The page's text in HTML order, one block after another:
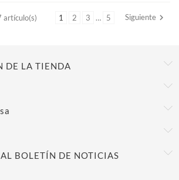
artículo(s) 1 2 3 … 5 Siguiente 
DE LA TIENDA
BOLETÍN DE NOTICIAS